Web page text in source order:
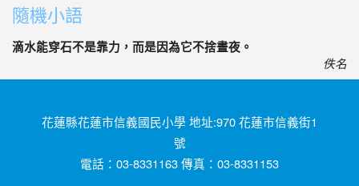
隨機小語
滴水能穿石不是靠力，而是因為它不捨晝夜。
佚名
花蓮縣花蓮市信義國民小學 地址:970 花蓮市信義街1
號
電話：03-8331163 傳真：03-8331153